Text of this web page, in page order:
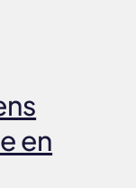
en